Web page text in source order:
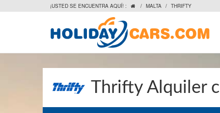
¡USTED SE ENCUENTRA AQUÍ! :  / MALTA / THRIFTY
Thrifty Alquiler